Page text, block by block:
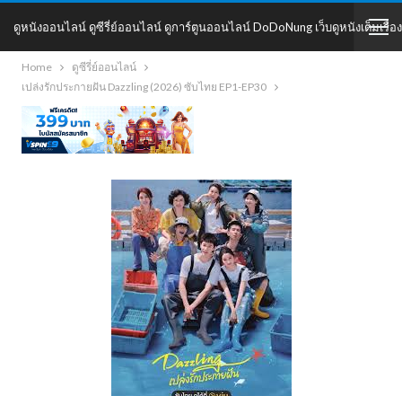
ดูหนังออนไลน์ ดูซีรี่ย์ออนไลน์ ดูการ์ตูนออนไลน์ DoDoNung เว็บดูหนังเต็มเรื่อง
DoDoNung
Home
ดูซีรี่ย์ออนไลน์
เปล่งรักประกายฝัน Dazzling (2026) ซับไทย EP1-EP30